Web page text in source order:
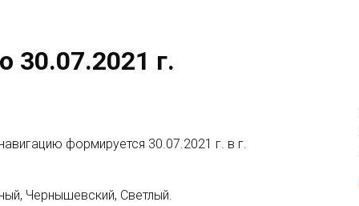
30.07.2021 г.
формируется 30.07.2021 г. в г.
Чернышевский, Светлый.